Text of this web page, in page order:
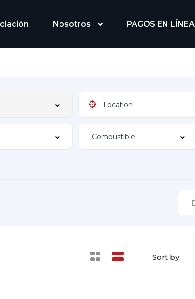
Nosotros PAGOS EN LÍNEA
Sort by: